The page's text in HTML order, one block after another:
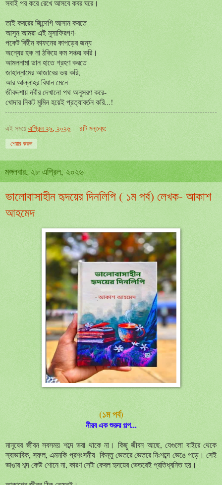
সবাই পর করে রেখে আসবে কবর ঘরে।
তাই কবরের জিন্দেগি আসান করতে
আসুন আমরা এই মুসাফিরগণ-
পকেট বিহীন কাফনের কাপড়ের জন্য
অন্যের হক না ঠকিয়ে কম সঞ্চয় করি।
আমলনামা ডান হাতে গ্রহণ করতে
জাহান্নামের আজাবের ভয় করি,
আর আল্লাহর বিধান মেনে
জীবদ্দশায় নবীর দেখানো পথ অনুসরণ করে-
খোদার নিকট মুমিন হয়েই প্রত্যাবর্তন করি...!
এই সময়ে এপ্রিল ২৯, ২০২৬ ৪টি মন্তব্য:
শেয়ার করুন
মঙ্গলবার, ২৮ এপ্রিল, ২০২৬
ভালোবাসাহীন হৃদয়ের দিনলিপি ( ১ম পর্ব) লেখক- আকাশ
আহমেদ
(১ম পর্ব)
নীরব এক শুরুর গল্প...
মানুষের জীবন সবসময় শব্দে ভরা থাকে না। কিছু জীবন আছে, যেগুলো বাইরে থেকে
স্বাভাবিক, সফল, এমনকি প্রশংসনীয়- কিন্তু ভেতরে ভেতরে নিঃশব্দে ভেঙে পড়ে। সেই
ভাঙার শব্দ কেউ শোনে না, কারণ সেটা কেবল হৃদয়ের ভেতরেই প্রতিধ্বনিত হয়।